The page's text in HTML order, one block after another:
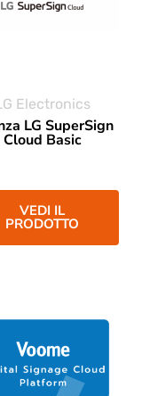
Electronics
LG SuperSign
Cloud Basic
VEDI IL
PRODOTTO